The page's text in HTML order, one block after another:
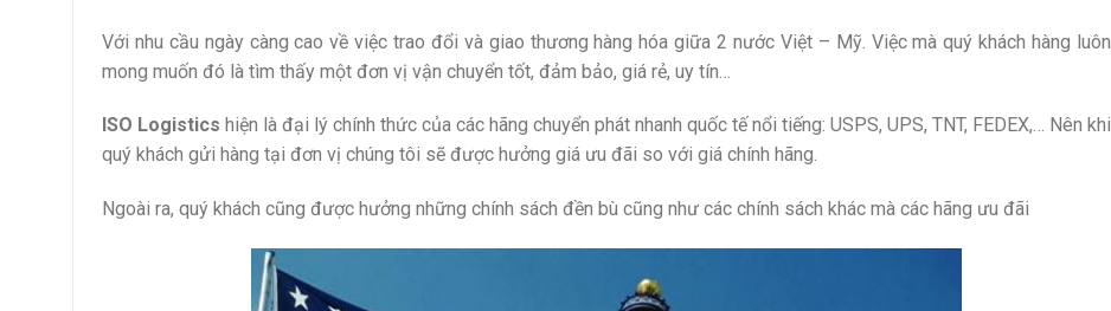
Với nhu cầu ngày càng cao về việc trao đổi và giao thương hàng hóa giữa 2 nước Việt – Mỹ. Việc mà quý khách hàng luôn
mong muốn đó là tìm thấy một đơn vị vận chuyển tốt, đảm bảo, giá rẻ, uy tín…
ISO Logistics hiện là đại lý chính thức của các hãng chuyển phát nhanh quốc tế nổi tiếng: USPS, UPS, TNT, FEDEX,… Nên khi
quý khách gửi hàng tại đơn vị chúng tôi sẽ được hưởng giá ưu đãi so với giá chính hãng.
Ngoài ra, quý khách cũng được hưởng những chính sách đền bù cũng như các chính sách khác mà các hãng ưu đãi